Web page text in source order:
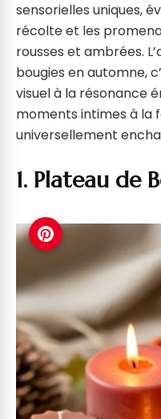
sensorielles uniques,
récolte et les
rousses et ambrées.
bougies en automne,
visuel à la résonance
moments intimes à la
universellement
1. Plateau de